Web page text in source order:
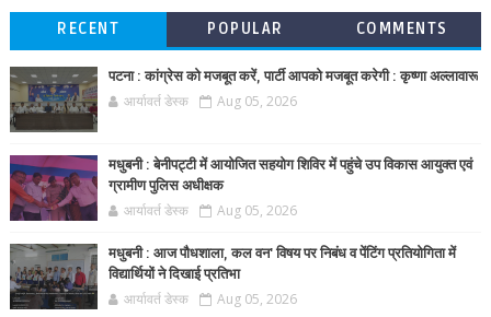
RECENT POPULAR COMMENTS
पटना : कांग्रेस को मजबूत करें, पार्टी आपको मजबूत करेगी : कृष्णा अल्लावारू
आर्यावर्त डेस्क Aug 05, 2026
मधुबनी : बेनीपट्टी में आयोजित सहयोग शिविर में पहुंचे उप विकास आयुक्त एवं
ग्रामीण पुलिस अधीक्षक
आर्यावर्त डेस्क Aug 05, 2026
मधुबनी : आज पौधशाला, कल वन' विषय पर निबंध व पेंटिंग प्रतियोगिता में
विद्यार्थियों ने दिखाई प्रतिभा
आर्यावर्त डेस्क Aug 05, 2026